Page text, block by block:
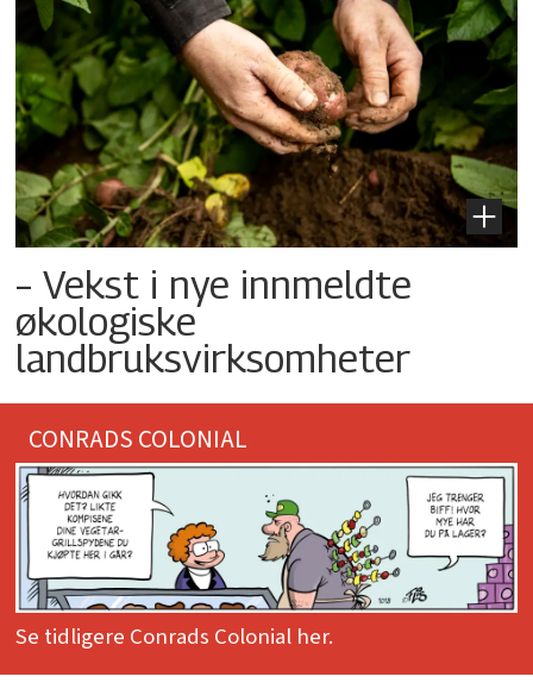
– Vekst i nye innmeldte
økologiske
landbruksvirksomheter
CONRADS COLONIAL
Se tidligere Conrads Colonial her.